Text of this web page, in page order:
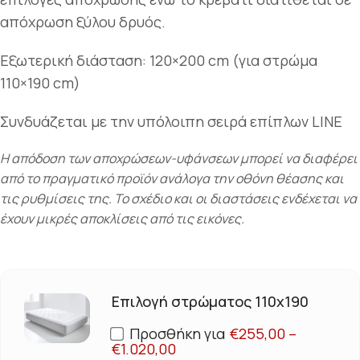
απόχρωση ξύλου δρυός.
Εξωτερική διάσταση: 120×200 cm (για στρώμα
110×190 cm)
Συνδυάζεται με την υπόλοιπη σειρά επίπλων LINE
Η απόδοση των αποχρώσεων-υφάνσεων μπορεί να διαφέρει
από το πραγματικό προϊόν ανάλογα την οθόνη θέασης και
τις ρυθμίσεις της. Το σχέδιο και οι διαστάσεις ενδέχεται να
έχουν μικρές αποκλίσεις από τις εικόνες.
Επιλογή στρώματος 110x190
Προσθήκη για €255,00 –
€1.020,00